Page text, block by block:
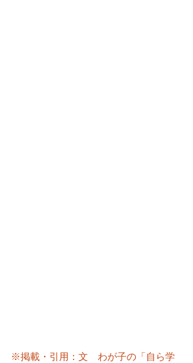
※掲載・引用：文　わが子の「自ら学